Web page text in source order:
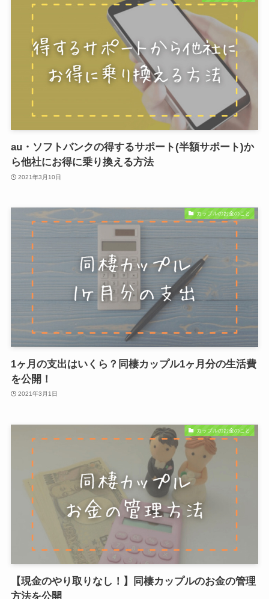
au・ソフトバンクの得するサポート(半額サポート)か
ら他社にお得に乗り換える方法
2021年3月10日
カップルのお金のこと
1ヶ月の支出はいくら？同棲カップル1ヶ月分の生活費
を公開！
2021年3月1日
カップルのお金のこと
【現金のやり取りなし！】同棲カップルのお金の管理
方法を公開